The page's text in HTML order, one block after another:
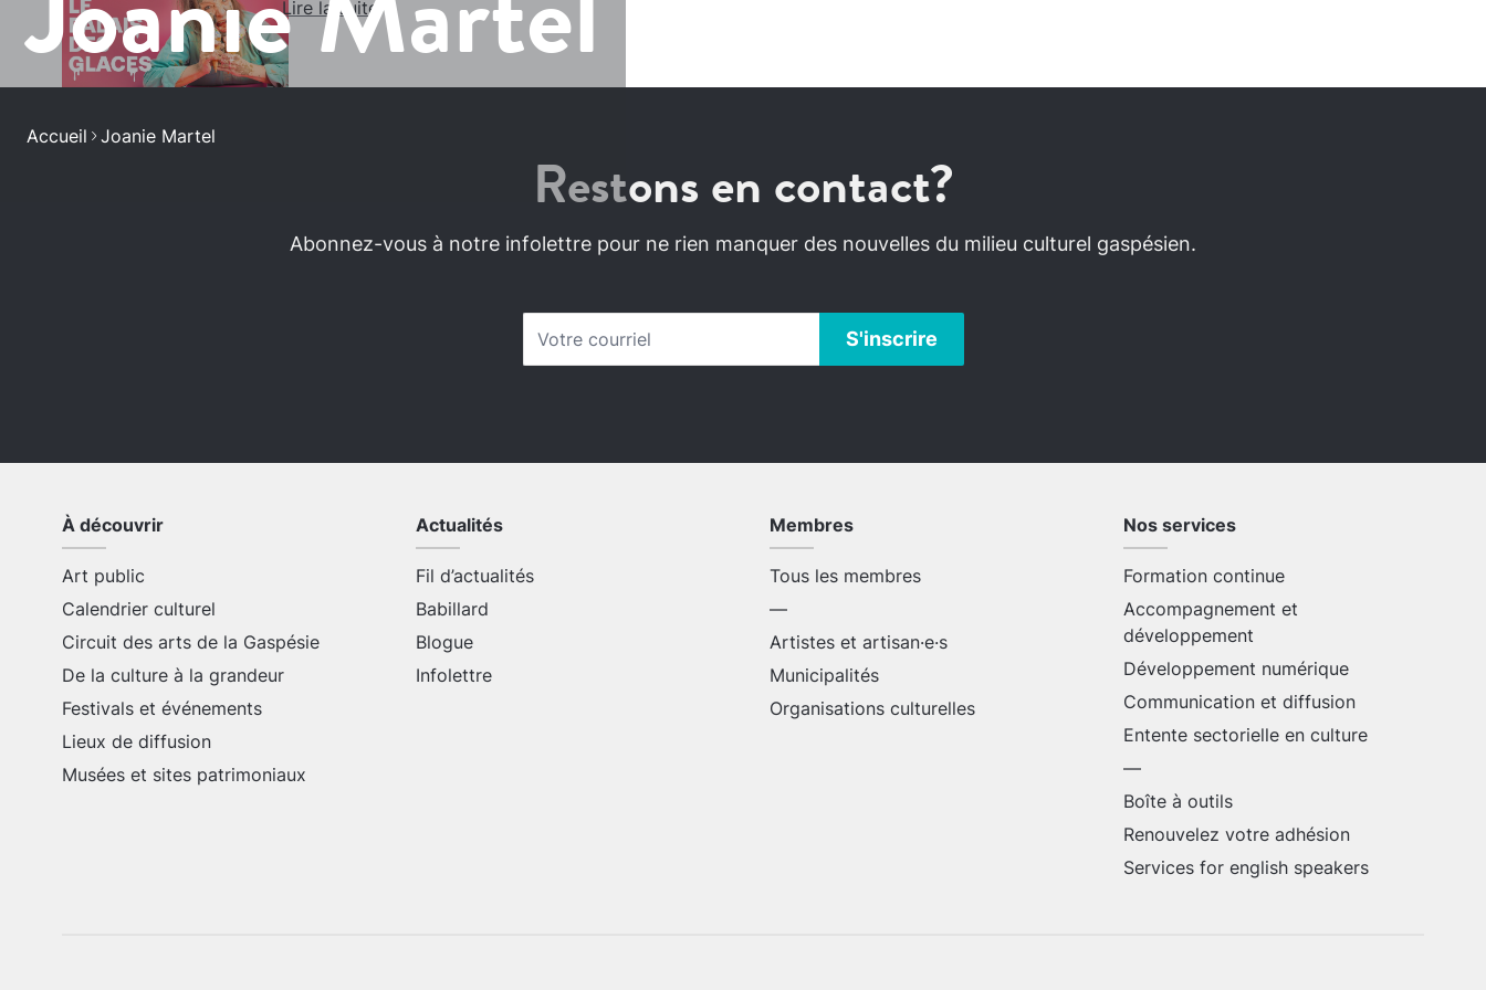
Accueil Joanie Martel
Lire la suite
Restons en contact?
Abonnez-vous à notre infolettre pour ne rien manquer des nouvelles du milieu culturel gaspésien.
À découvrir
Art public
Calendrier culturel
Circuit des arts de la Gaspésie
De la culture à la grandeur
Festivals et événements
Lieux de diffusion
Musées et sites patrimoniaux
Actualités
Fil d’actualités
Babillard
Blogue
Infolettre
Membres
Tous les membres
—
Artistes et artisan·e·s
Municipalités
Organisations culturelles
Nos services
Formation continue
Accompagnement et
développement
Développement numérique
Communication et diffusion
Entente sectorielle en culture
—
Boîte à outils
Renouvelez votre adhésion
Services for english speakers